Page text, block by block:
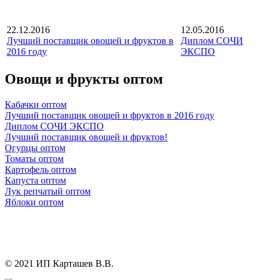
22.12.2016
Лучший поставщик овощей и фруктов в
2016 году
12.05.2016
Диплом СОЧИ
ЭКСПО
Овощи и фрукты оптом
Кабачки оптом
Лучший поставщик овощей и фруктов в 2016 году
Диплом СОЧИ ЭКСПО
Лучший поставщик овощей и фруктов!
Огурцы оптом
Томаты оптом
Картофель оптом
Капуста оптом
Лук репчатый оптом
Яблоки оптом
© 2021 ИП Карташев В.В.